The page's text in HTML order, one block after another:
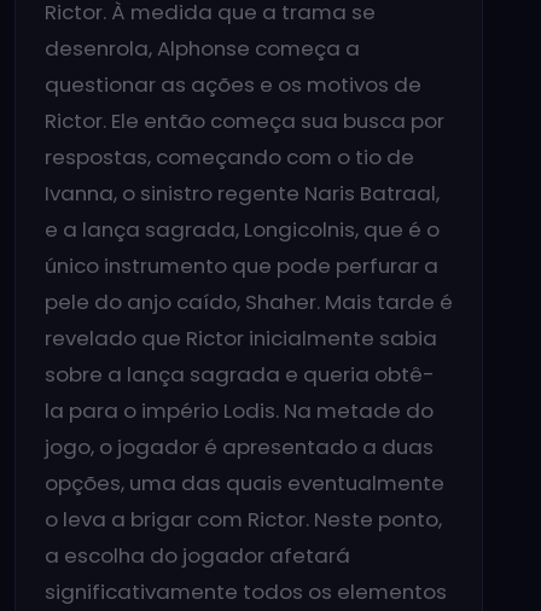
Rictor. À medida que a trama se
desenrola, Alphonse começa a
questionar as ações e os motivos de
Rictor. Ele então começa sua busca por
respostas, começando com o tio de
Ivanna, o sinistro regente Naris Batraal,
e a lança sagrada, Longicolnis, que é o
único instrumento que pode perfurar a
pele do anjo caído, Shaher. Mais tarde é
revelado que Rictor inicialmente sabia
sobre a lança sagrada e queria obtê-
la para o império Lodis. Na metade do
jogo, o jogador é apresentado a duas
opções, uma das quais eventualmente
o leva a brigar com Rictor. Neste ponto,
a escolha do jogador afetará
significativamente todos os elementos